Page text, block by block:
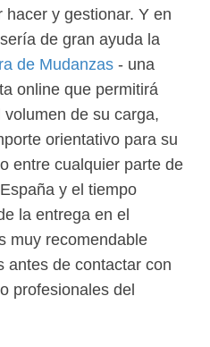
hacer y gestionar. Y en
de gran ayuda la
de Mudanzas - una
online que permitirá
volumen de su carga,
orientativo para su
entre cualquier parte de
y el tiempo
la entrega en el
muy recomendable
antes de contactar con
profesionales del